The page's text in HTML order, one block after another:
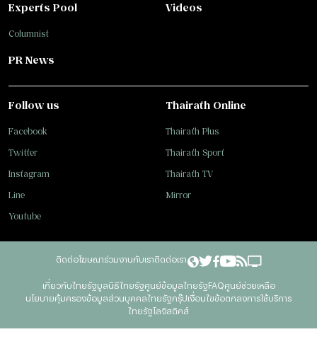
Experts Pool
Columnist
Videos
PR News
Follow us
Facebook
Twitter
Instagram
Line
Youtube
Thairath Online
Thairath Plus
Thairath Sport
Thairath TV
Mirror
ติดต่อโฆษณาร่วมงานกับเราติดต่อเรา
เกี่ยวกับไทยรัฐมูลนิธิไทยรัฐศูนย์ข้อมูลไทยรัฐFAQศูนย์ช่วยเหลือ
นโยบายคุ้มครองข้อมูลส่วนบุคคลไทยรัฐกรุ๊ปเงื่อนไขข้อตกลงการใช้บริการ
ไทยรัฐโลจิสติคส์